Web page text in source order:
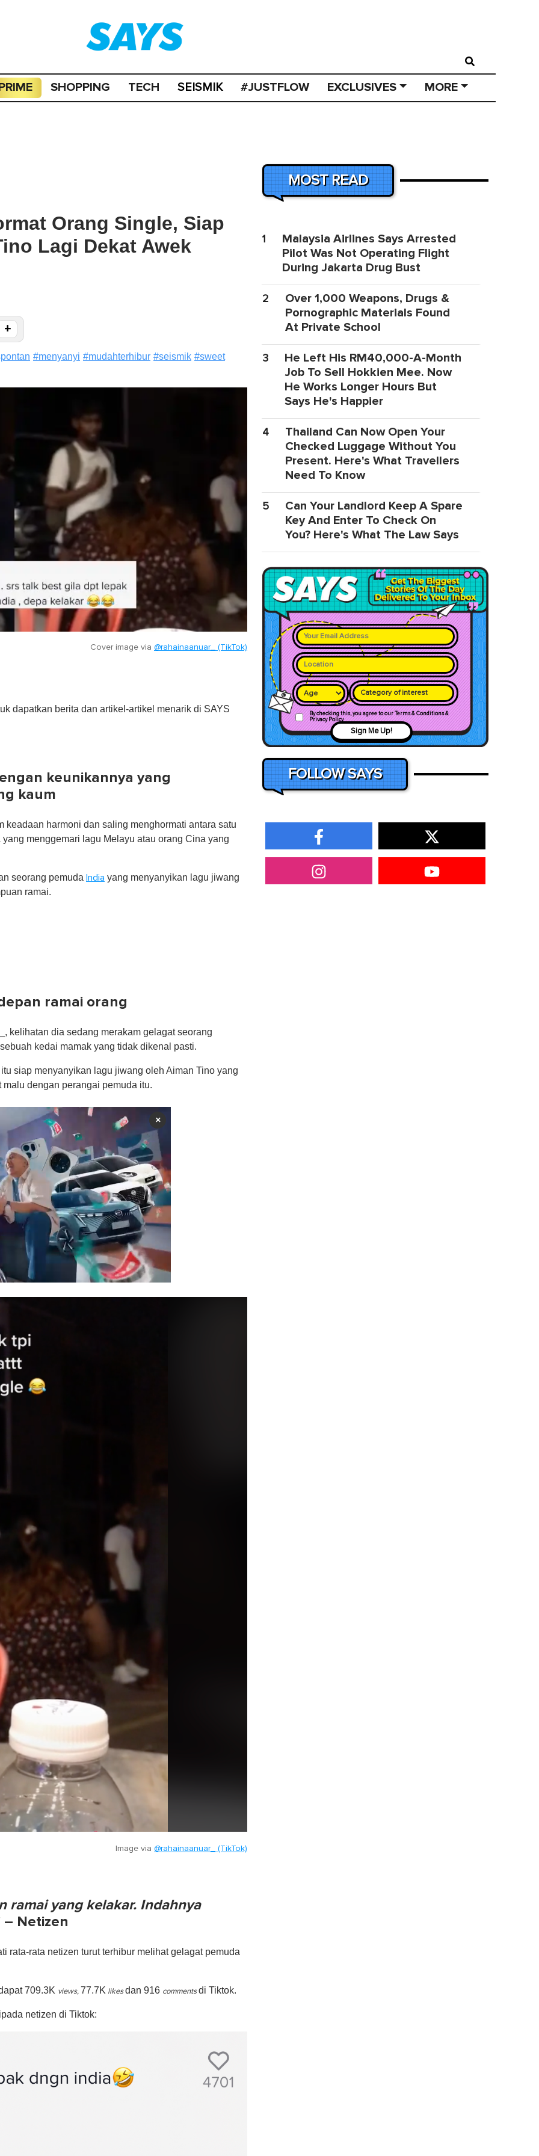
SHOPPING TECH SEISMIK #JUSTFLOW EXCLUSIVES MORE
Orang Single, Siap
Lagi Dekat Awek
+
#menyanyi #mudahterhibur #seismik #sweet
Cover image via @rahainaanuar_ (TikTok)
dapatkan berita dan artikel-artikel menarik di SAYS
keunikannya yang
kaum
harmoni dan saling menghormati antara satu
menggemari lagu Melayu atau orang Cina yang
seorang pemuda India yang menyanyikan lagu jiwang
ramai.
ramai orang
kelihatan dia sedang merakam gelagat seorang
kedai mamak yang tidak dikenal pasti.
siap menyanyikan lagu jiwang oleh Aiman Tino yang
dengan perangai pemuda itu.
×
Image via @rahainaanuar_ (TikTok)
ramai yang kelakar. Indahnya
– Netizen
rata-rata netizen turut terhibur melihat gelagat pemuda
709.3K views, 77.7K likesdan 916 commentsdi Tiktok.
netizen di Tiktok:
MOST READ
1
Malaysia Airlines Says Arrested
Pilot Was Not Operating Flight
During Jakarta Drug Bust
2
Over 1,000 Weapons, Drugs &
Pornographic Materials Found
At Private School
3
He Left His RM40,000-A-Month
Job To Sell Hokkien Mee. Now
He Works Longer Hours But
Says He's Happier
4
Thailand Can Now Open Your
Checked Luggage Without You
Present. Here's What Travellers
Need To Know
5
Can Your Landlord Keep A Spare
Key And Enter To Check On
You? Here's What The Law Says
Category of interest
By checking this, you agree to our Terms & Conditions &
Privacy Policy
Sign Me Up!
FOLLOW SAYS